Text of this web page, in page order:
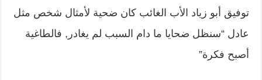
توفيق أبو زياد الأب الغائب كان ضحية لأمثال شخص مثل
عادل “سنظل ضحايا ما دام السبب لم يغادر, فالطاغية
أصبح فكرة”